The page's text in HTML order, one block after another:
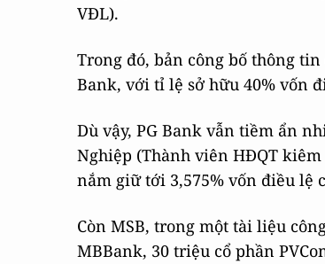
VĐL).
Trong đó, bản công bố thông
Bank, với tỉ lệ sở hữu 40% vốn
Dù vậy, PG Bank vẫn tiềm ẩn
Nghiệp (Thành viên HĐQT
nắm giữ tới 3,575% vốn điều lệ
Còn MSB, trong một tài liệu
MBBank, 30 triệu cổ phần